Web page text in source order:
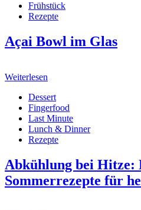
Frühstück
Rezepte
Açai Bowl im Glas
Weiterlesen
Dessert
Fingerfood
Last Minute
Lunch & Dinner
Rezepte
Abkühlung bei Hitze:
Sommerrezepte für